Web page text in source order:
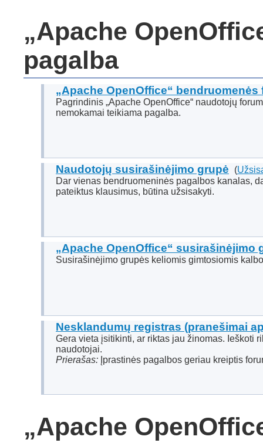
„Apache
pagalba
„Apache OpenOffice“ bendruomenės
Pagrindinis „Apache OpenOffice“ naudotojų
nemokamai teikiama pagalba.
Naudotojų susirašinėjimo grupė (
Dar vienas bendruomeninės pagalbos kanalas,
pateiktus klausimus, būtina užsisakyti.
„Apache OpenOffice“
Susirašinėjimo grupės keliomis gimtosiomis
Nesklandumų registras (pranešimai
Gera vieta įsitikinti, ar riktas jau žinomas. Ieškoti
naudotojai.
Prierašas: Įprastinės pagalbos geriau kreiptis
„Apache